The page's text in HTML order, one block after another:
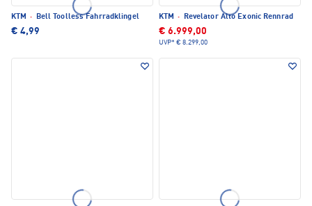
KTM · Bell Toolless Fahrradklingel
€ 4,99
KTM · Revelator Alto Exonic Rennrad
€ 6.999,00
UVP* € 8.299,00